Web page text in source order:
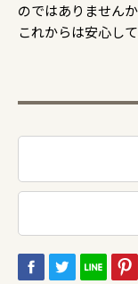
のではありません
これからは安心し